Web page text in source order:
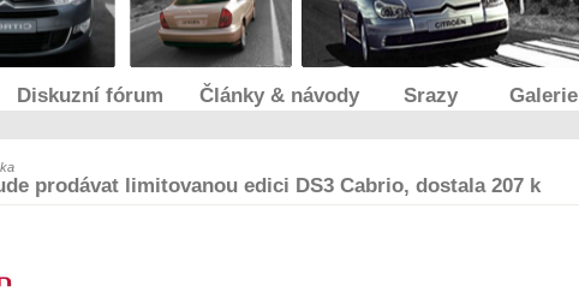
Diskuzní fórum Články & návody Srazy Galerie
prodávat limitovanou edici DS3 Cabrio, dostala 207 k